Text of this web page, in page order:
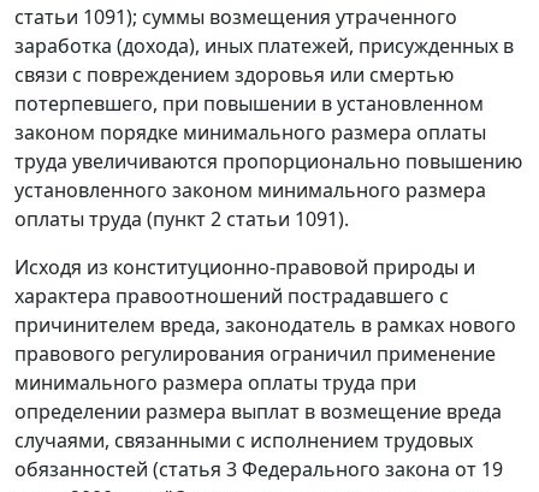
статьи 1091); суммы возмещения утраченного
заработка (дохода), иных платежей, присужденных в
связи с повреждением здоровья или смертью
потерпевшего, при повышении в установленном
законом порядке минимального размера оплаты
труда увеличиваются пропорционально повышению
установленного законом минимального размера
оплаты труда (пункт 2 статьи 1091).
Исходя из конституционно-правовой природы и
характера правоотношений пострадавшего с
причинителем вреда, законодатель в рамках нового
правового регулирования ограничил применение
минимального размера оплаты труда при
определении размера выплат в возмещение вреда
случаями, связанными с исполнением трудовых
обязанностей (статья 3Федерального закона от 19